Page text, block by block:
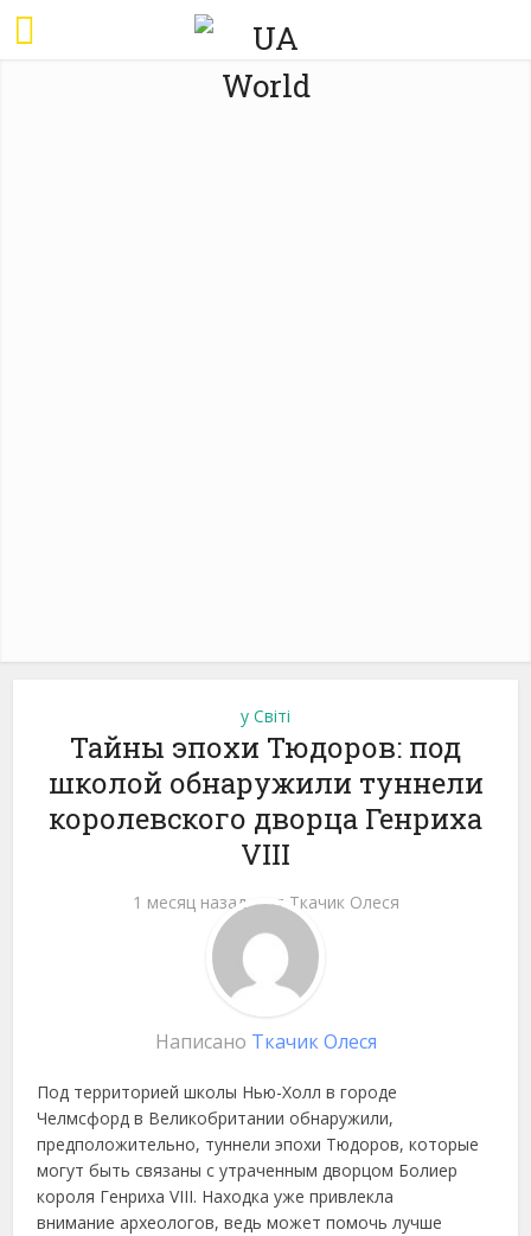
у Світі
Тайны эпохи Тюдоров: под
школой обнаружили туннели
королевского дворца Генриха
VIII
1 месяц назад от Ткачик Олеся
Написано Ткачик Олеся
Под территорией школы Нью-Холл в городе
Челмсфорд в Великобритании обнаружили,
предположительно, туннели эпохи Тюдоров, которые
могут быть связаны с утраченным дворцом Болиер
короля Генриха VIII. Находка уже привлекла
внимание археологов, ведь может помочь лучше